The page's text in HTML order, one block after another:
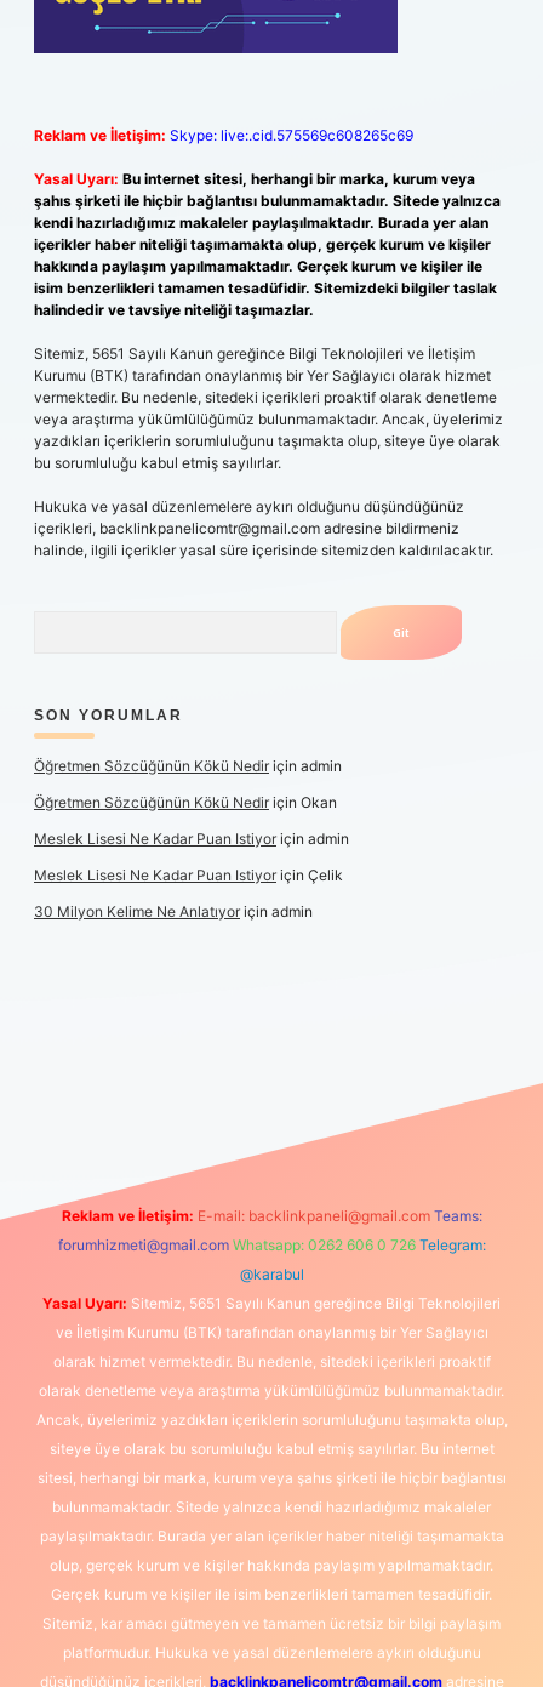
Reklam ve İletişim: Skype: live:.cid.575569c608265c69
Yasal Uyarı: Bu internet sitesi, herhangi bir marka, kurum veya
şahıs şirketi ile hiçbir bağlantısı bulunmamaktadır. Sitede yalnızca
kendi hazırladığımız makaleler paylaşılmaktadır. Burada yer alan
içerikler haber niteliği taşımamakta olup, gerçek kurum ve kişiler
hakkında paylaşım yapılmamaktadır. Gerçek kurum ve kişiler ile
isim benzerlikleri tamamen tesadüfidir. Sitemizdeki bilgiler taslak
halindedir ve tavsiye niteliği taşımazlar.
Sitemiz, 5651 Sayılı Kanun gereğince Bilgi Teknolojileri ve İletişim
Kurumu (BTK) tarafından onaylanmış bir Yer Sağlayıcı olarak hizmet
vermektedir. Bu nedenle, sitedeki içerikleri proaktif olarak denetleme
veya araştırma yükümlülüğümüz bulunmamaktadır. Ancak, üyelerimiz
yazdıkları içeriklerin sorumluluğunu taşımakta olup, siteye üye olarak
bu sorumluluğu kabul etmiş sayılırlar.
Hukuka ve yasal düzenlemelere aykırı olduğunu düşündüğünüz
içerikleri, backlinkpanelicomtr@gmail.com adresine bildirmeniz
halinde, ilgili içerikler yasal süre içerisinde sitemizden kaldırılacaktır.
SON YORUMLAR
Öğretmen Sözcüğünün Kökü Nediriçin admin
Öğretmen Sözcüğünün Kökü Nediriçin Okan
Meslek Lisesi Ne Kadar Puan Istiyoriçin admin
Meslek Lisesi Ne Kadar Puan Istiyoriçin Çelik
30 Milyon Kelime Ne Anlatıyoriçin admin
elexbetgiris.org
Reklam ve İletişim: E-mail: backlinkpaneli@gmail.com Teams:
forumhizmeti@gmail.com Whatsapp: 0262 606 0 726 Telegram:
@karabul
Yasal Uyarı: Sitemiz, 5651 Sayılı Kanun gereğince Bilgi Teknolojileri
ve İletişim Kurumu (BTK) tarafından onaylanmış bir Yer Sağlayıcı
olarak hizmet vermektedir. Bu nedenle, sitedeki içerikleri proaktif
olarak denetleme veya araştırma yükümlülüğümüz bulunmamaktadır.
Ancak, üyelerimiz yazdıkları içeriklerin sorumluluğunu taşımakta olup,
siteye üye olarak bu sorumluluğu kabul etmiş sayılırlar. Bu internet
sitesi, herhangi bir marka, kurum veya şahıs şirketi ile hiçbir bağlantısı
bulunmamaktadır. Sitede yalnızca kendi hazırladığımız makaleler
paylaşılmaktadır. Burada yer alan içerikler haber niteliği taşımamakta
olup, gerçek kurum ve kişiler hakkında paylaşım yapılmamaktadır.
Gerçek kurum ve kişiler ile isim benzerlikleri tamamen tesadüfidir.
Sitemiz, kar amacı gütmeyen ve tamamen ücretsiz bir bilgi paylaşım
platformudur. Hukuka ve yasal düzenlemelere aykırı olduğunu
düşündüğünüz içerikleri, backlinkpanelicomtr@gmail.comadresine